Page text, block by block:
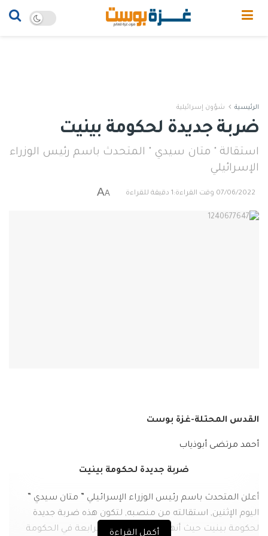
الرئيسية شؤون إسرائيلية
ضربة جديدة لحكومة بينيت
استقالة " متان سيدي " المتحدث باسم رئيس الوزراء
الإسرائيلي
07/06/2022 وقت القراءة:1 دقيقة للقراءة A
A
القدس المحتلة-غزة بوست
أحمد مرتضى أبوذياب
ضربة جديدة لحكومة بينيت
أعلن المتحدث باسم رئيس الوزراء الإسرائيلي ” متان سيدي ”
اليوم الإثنين, استقالته من منصبه, لتكون هذه ضربة جديدة
لحكومة بينيت حيث أنها تعتبر الاستقالة الرابعة في الحكومة
أكمل القراءة